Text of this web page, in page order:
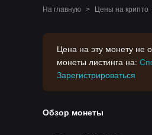
На главную > Цены на крипто
Цена на эту монету не
монеты листинга на:
Зарегистрироваться
Обзор монеты